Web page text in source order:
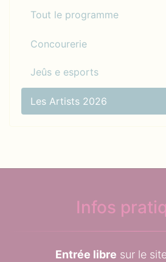
Tout le programme
Concourerie
Jeûs e esports
Les Artists 2026
Infos
Entrée libre sur le